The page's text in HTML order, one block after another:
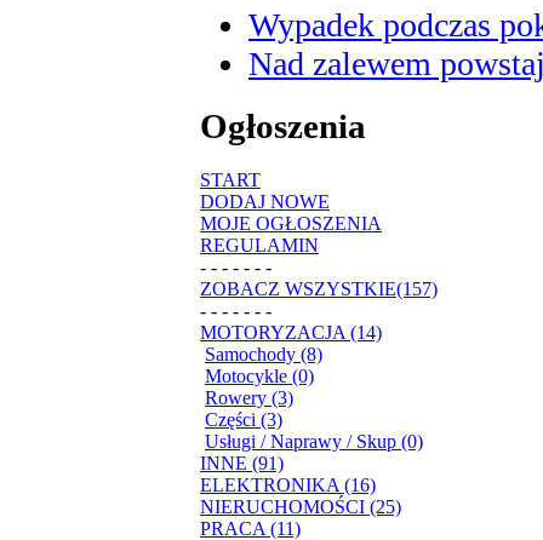
Wypadek podczas
Nad zalewem
Ogłoszenia
START
DODAJ NOWE
MOJE OGŁOSZENIA
REGULAMIN
- - - - - - -
ZOBACZ WSZYSTKIE(157)
- - - - - - -
MOTORYZACJA (14)
Samochody (8)
Motocykle (0)
Rowery (3)
Części (3)
Usługi / Naprawy / Skup (0)
INNE (91)
ELEKTRONIKA (16)
NIERUCHOMOŚCI (25)
PRACA (11)